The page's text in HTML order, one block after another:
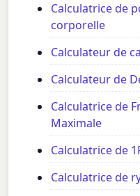
Calculatrice de
corporelle
Calculateur de
Calculateur de
Calculatrice de
Maximale
Calculatrice de
Calculatrice de